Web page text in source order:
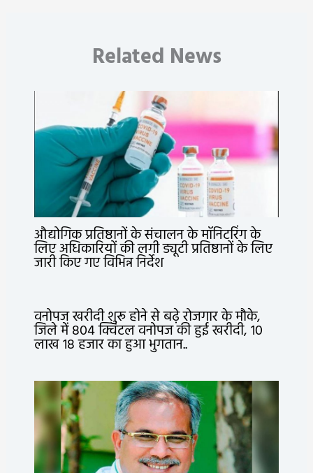
Related News
औद्योगिक प्रतिष्ठानों के संचालन के मॉनिटरिंग के
लिए अधिकारियों की लगी ड्यूटी प्रतिष्ठानों के लिए
जारी किए गए विभिन्न निर्देश
वनोपज खरीदी शुरू होने से बढ़े रोजगार के मौके,
जिले में 804 क्विंटल वनोपज की हुई खरीदी, 10
लाख 18 हजार का हुआ भुगतान..